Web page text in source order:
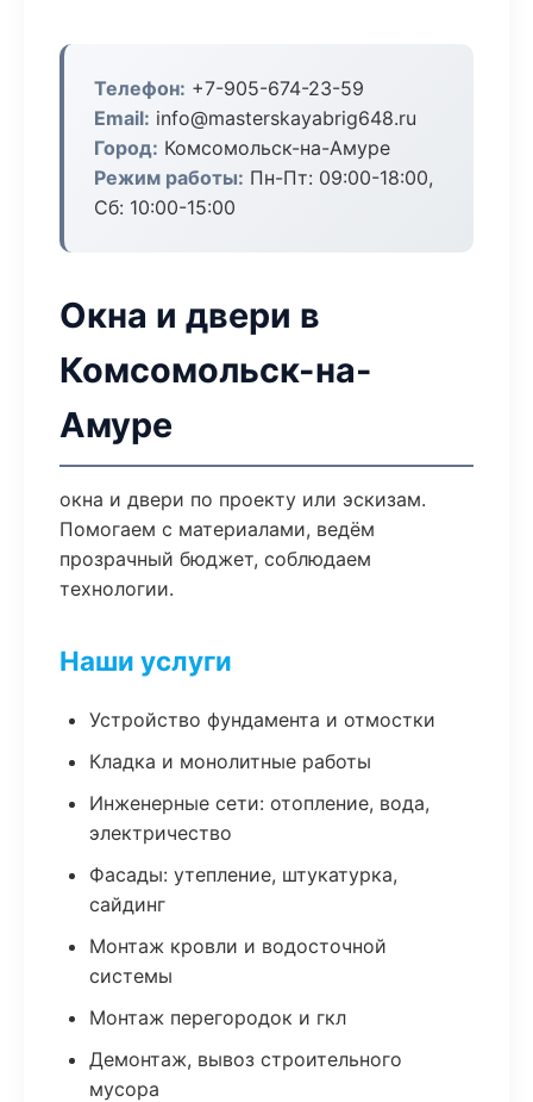
Телефон: +7-905-674-23-59
Email: info@masterskayabrig648.ru
Город: Комсомольск-на-Амуре
Режим работы: Пн-Пт: 09:00-18:00,
Сб: 10:00-15:00
Окна и двери в
Комсомольск-на-
Амуре
окна и двери по проекту или эскизам.
Помогаем с материалами, ведём
прозрачный бюджет, соблюдаем
технологии.
Наши услуги
Устройство фундамента и отмостки
Кладка и монолитные работы
Инженерные сети: отопление, вода,
электричество
Фасады: утепление, штукатурка,
сайдинг
Монтаж кровли и водосточной
системы
Монтаж перегородок и гкл
Демонтаж, вывоз строительного
мусора